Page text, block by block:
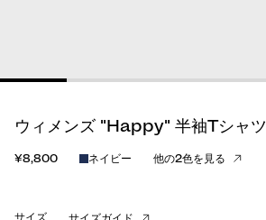
ウィメンズ "Happy" 半袖Tシャツ
¥8,800 ネイビー 他の2色を見る
サイズ